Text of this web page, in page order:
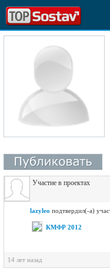
Участие в проектах
lazyleo подтвердил(-а)
КМФР 2012
14 лет назад